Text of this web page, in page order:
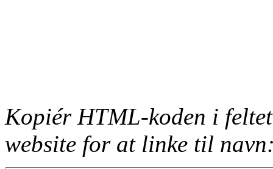
Kopiér HTML-koden i
website for at linke til